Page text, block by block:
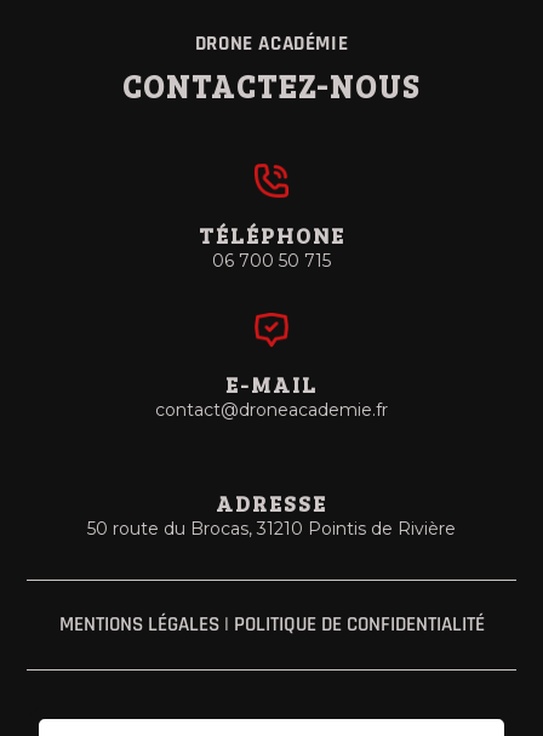
DRONE ACADÉMIE
CONTACTEZ-NOUS
TÉLÉPHONE
06 700 50 715
E-MAIL
contact@droneacademie.fr
ADRESSE
50 route du Brocas, 31210 Pointis de Rivière
MENTIONS LÉGALES| POLITIQUE DE CONFIDENTIALITÉ